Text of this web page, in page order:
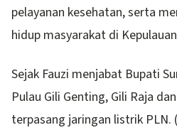
pelayanan kesehatan, serta
hidup masyarakat di
Sejak Fauzi menjabat Bupati
Pulau Gili Genting, Gili Raja
terpasang jaringan listrik PLN.